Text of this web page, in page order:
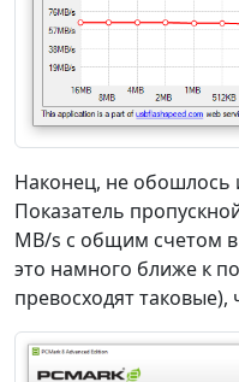
Наконец, не обошлось
Показатель
MB/s с общим счетом в
это намного ближе к
превосходят таковые),